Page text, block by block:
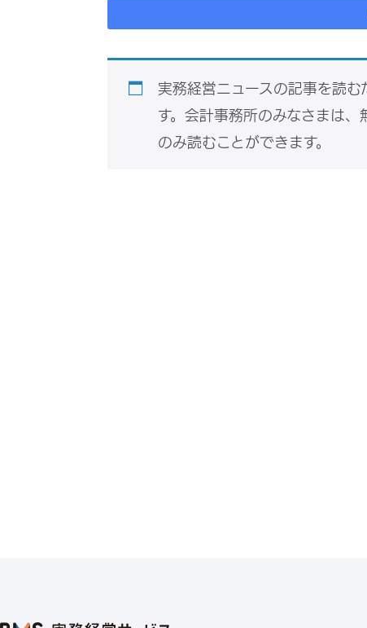
実務経営ニュースの記事を読
す。会計事務所のみなさまは
のみ読むことができます。